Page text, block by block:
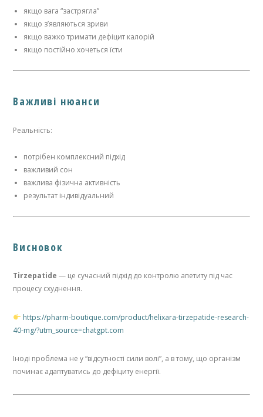
якщо вага “застрягла”
якщо з’являються зриви
якщо важко тримати дефіцит калорій
якщо постійно хочеться їсти
Важливі нюанси
Реальність:
потрібен комплексний підхід
важливий сон
важлива фізична активність
результат індивідуальний
Висновок
Tirzepatide — це сучасний підхід до контролю апетиту під час
процесу схуднення.
https://pharm-boutique.com/product/helixara-tirzepatide-research-
40-mg/?utm_source=chatgpt.com
Іноді проблема не у “відсутності сили волі”, а в тому, що організм
починає адаптуватись до дефіциту енергії.